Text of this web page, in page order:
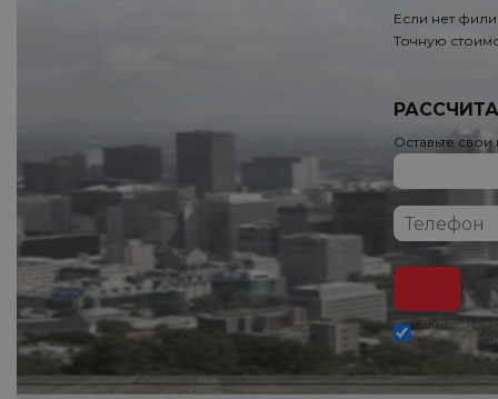
Если нет
Точную
Оставьте
согласен на